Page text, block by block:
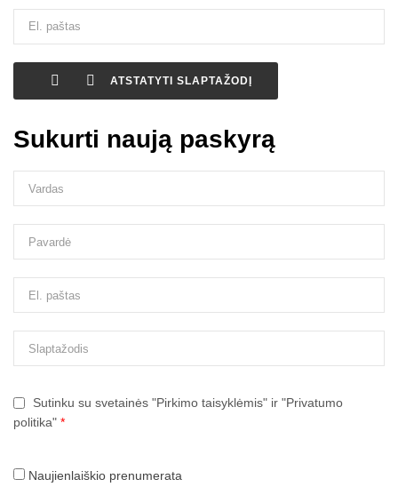
  ATSTATYTI SLAPTAŽODĮ
Sukurti naują paskyrą
Sutinku su svetainės "Pirkimo taisyklėmis" ir "Privatumo
politika" *
Naujienlaiškio prenumerata